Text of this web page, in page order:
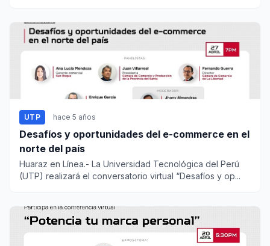
UTP hace 5 años
Desafíos y oportunidades del e-commerce en el
norte del país
Huaraz en Línea.- La Universidad Tecnológica del Perú
(UTP) realizará el conversatorio virtual “Desafíos y op...